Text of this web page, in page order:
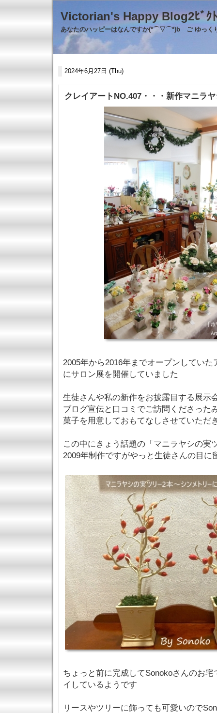
Victorian's Happy
あなたのハッピーはなんですか(*⌒▽⌒*)b ご ゆっく
2024年6月27日 (Thu)
クレイアートNO.407・・・新作マニラ
2005年から2016年までオープンしてい
にサロン展を開催していました
生徒さんや私の新作をお披露目する展示
ブログ宣伝と口コミでご訪問くださった
菓子を用意しておもてなしさせていただ
この中にきょう話題の「マニラヤシの実
2009年制作ですがやっと生徒さんの目に
ちょっと前に完成してSonokoさんのお
イしているようです
リースやツリーに飾っても可愛いので